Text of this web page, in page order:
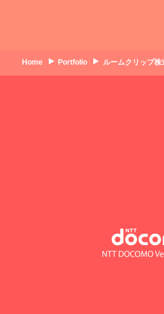
Home Portfolio ルームクリップ株